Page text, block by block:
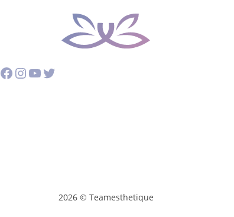
Facebook
Instagram
YouTube
Twitter
2026 © Teamesthetique